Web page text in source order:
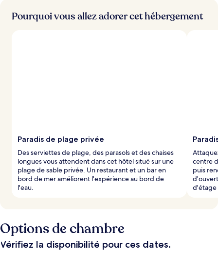
Pourquoi vous allez adorer cet hébergement
Paradis de plage privée
Des serviettes de plage, des parasols et des chaises
longues vous attendent dans cet hôtel situé sur une
plage de sable privée. Un restaurant et un bar en
bord de mer améliorent l'expérience au bord de
l'eau.
centre
puis
Options de chambre
Vérifiez la disponibilité pour ces dates.